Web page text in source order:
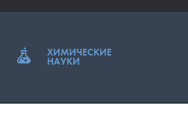
ХИМИЧЕСКИЕ
НАУКИ